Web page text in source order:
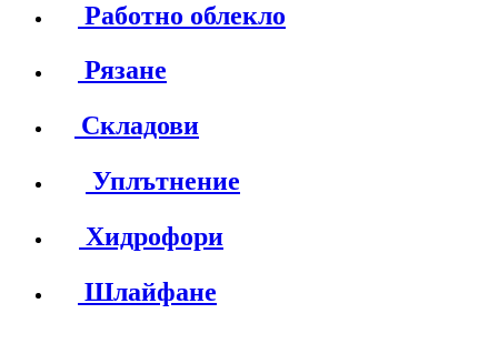
Работно облекло
Рязане
Складови
Уплътнение
Хидрофори
Шлайфане